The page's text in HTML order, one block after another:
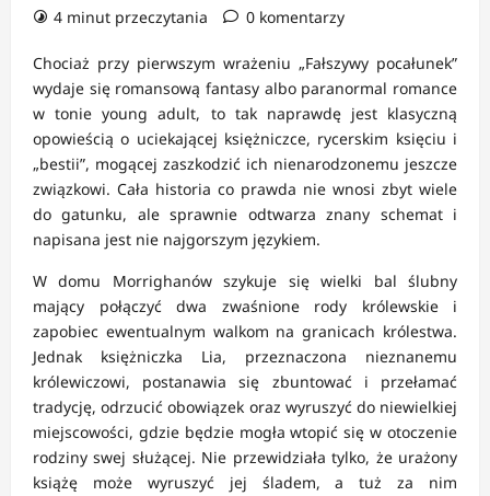
4 minut przeczytania
0 komentarzy
Chociaż przy pierwszym wrażeniu „Fałszywy pocałunek”
wydaje się romansową fantasy albo paranormal romance
w tonie young adult, to tak naprawdę jest klasyczną
opowieścią o uciekającej księżniczce, rycerskim księciu i
„bestii”, mogącej zaszkodzić ich nienarodzonemu jeszcze
związkowi. Cała historia co prawda nie wnosi zbyt wiele
do gatunku, ale sprawnie odtwarza znany schemat i
napisana jest nie najgorszym językiem.
W domu Morrighanów szykuje się wielki bal ślubny
mający połączyć dwa zwaśnione rody królewskie i
zapobiec ewentualnym walkom na granicach królestwa.
Jednak księżniczka Lia, przeznaczona nieznanemu
królewiczowi, postanawia się zbuntować i przełamać
tradycję, odrzucić obowiązek oraz wyruszyć do niewielkiej
miejscowości, gdzie będzie mogła wtopić się w otoczenie
rodziny swej służącej. Nie przewidziała tylko, że urażony
książę może wyruszyć jej śladem, a tuż za nim